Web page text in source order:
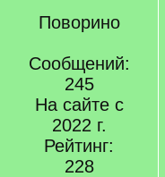
Поворино
Сообщений:
245
На сайте с
2022 г.
Рейтинг:
228